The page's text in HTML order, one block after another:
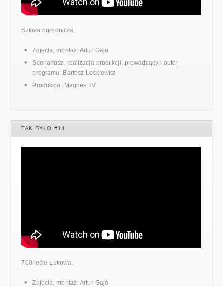
Szkoła ogrodnicza.
Zdjęcia, montaż: Artur Gajo
Scenariusz, realizacja produkcji, prowadzący i autor
programu: Bartosz Leśkiewicz
Produkcja: Magnes TV
TAK BYŁO #14
700 lecie Łukowa.
Zdjęcia, montaż: Artur Gajo